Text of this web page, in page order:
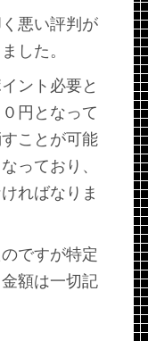
悪い評判が
した。
ント必要と
円となって
ことが可能
っており、
ればなりま
ですが特定
額は一切記